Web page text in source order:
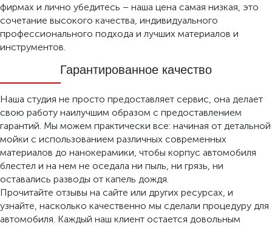
фирмах и лично убедитесь – наша цена самая низкая, это
сочетание высокого качества, индивидуального
профессионального подхода и лучших материалов и
инструментов.
Гарантированное качество
Наша студия не просто предоставляет сервис, она делает
свою работу наилучшим образом с предоставлением
гарантий. Мы можем практически все: начиная от детальной
мойки с использованием различных современных
материалов до нанокерамики, чтобы корпус автомобиля
блестел и на нем не оседала ни пыль, ни грязь, ни
оставались разводы от капель дождя.
Прочитайте отзывы на сайте или других ресурсах, и
узнайте, насколько качественно мы сделали процедуру для
автомобиля. Каждый наш клиент остается довольным